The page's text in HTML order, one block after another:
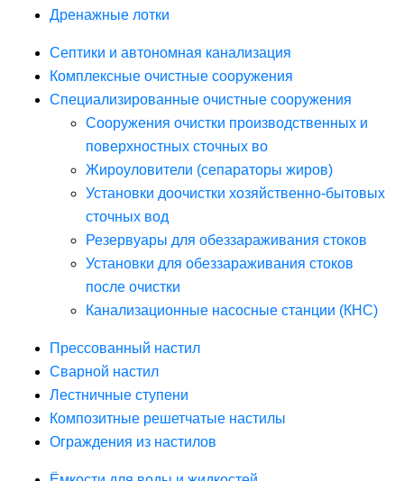
Дренажные лотки
Септики и автономная канализация
Комплексные очистные сооружения
Специализированные очистные сооружения
Сооружения очистки производственных и
поверхностных сточных во
Жироуловители (сепараторы жиров)
Установки доочистки хозяйственно-бытовых
сточных вод
Резервуары для обеззараживания стоков
Установки для обеззараживания стоков
после очистки
Канализационные насосные станции (КНС)
Прессованный настил
Сварной настил
Лестничные ступени
Композитные решетчатые настилы
Ограждения из настилов